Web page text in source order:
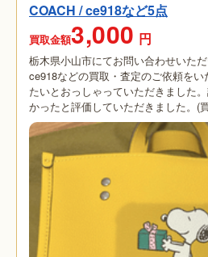
COACH / ce918など5点
買取金額3,000 円
栃木県小山市にてお問い合わせいた
ce918などの買取・査定のご依頼を
たいとおっしゃっていただきました
かったと評価していただきました。(